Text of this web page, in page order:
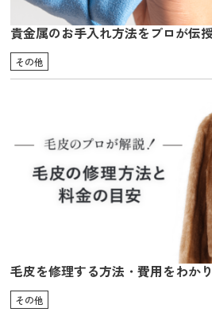
貴金属のお手入れ方法をプロが伝
その他
毛皮を修理する方法・費用をわか
その他